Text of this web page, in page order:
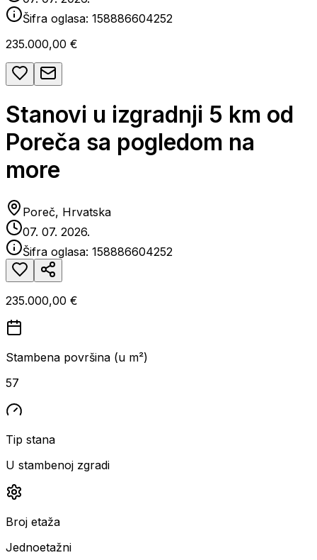
Šifra oglasa: 158886604252
235.000,00 €
Stanovi u izgradnji 5 km od
Poreča sa pogledom na
more
Poreč, Hrvatska
07. 07. 2026.
Šifra oglasa: 158886604252
235.000,00 €
Stambena površina (u m²)
57
Tip stana
U stambenoj zgradi
Broj etaža
Jednoetažni